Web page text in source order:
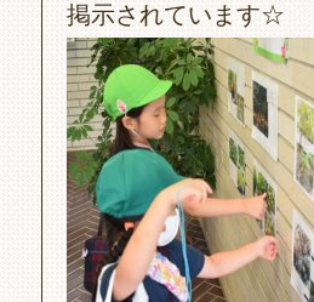
掲示されています☆